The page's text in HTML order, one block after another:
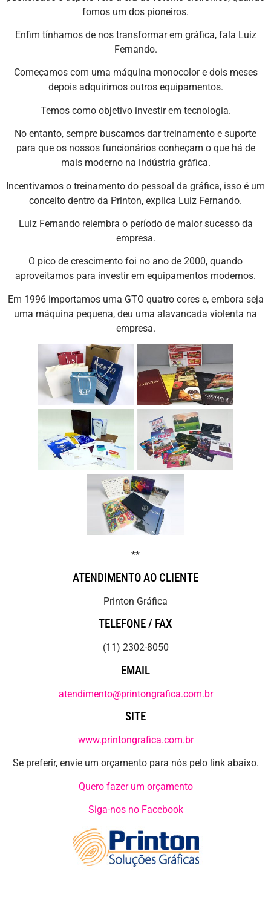
fomos um dos pioneiros.
Enfim tínhamos de nos transformar em gráfica, fala Luiz
Fernando.
Começamos com uma máquina monocolor e dois meses
depois adquirimos outros equipamentos.
Temos como objetivo investir em tecnologia.
No entanto, sempre buscamos dar treinamento e suporte
para que os nossos funcionários conheçam o que há de
mais moderno na indústria gráfica.
Incentivamos o treinamento do pessoal da gráfica, isso é um
conceito dentro da Printon, explica Luiz Fernando.
Luiz Fernando relembra o período de maior sucesso da
empresa.
O pico de crescimento foi no ano de 2000, quando
aproveitamos para investir em equipamentos modernos.
Em 1996 importamos uma GTO quatro cores e, embora seja
uma máquina pequena, deu uma alavancada violenta na
empresa.
**
ATENDIMENTO AO CLIENTE
Printon Gráfica
TELEFONE / FAX
(11) 2302-8050
EMAIL
atendimento@printongrafica.com.br
SITE
www.printongrafica.com.br
Se preferir, envie um orçamento para nós pelo link abaixo.
Quero fazer um orçamento
Siga-nos no Facebook